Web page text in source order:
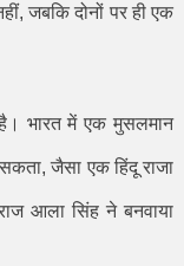
,जबकि दोनों पर ही एक
भारत में एक मुसलमान
सकता,जैसा एक हिंदू राजा
आला सिंह ने बनवाया